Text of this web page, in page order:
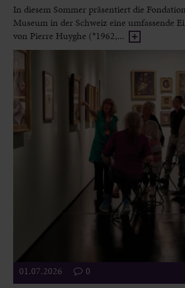
In diesem Sommer präsentiert die
Museum in der Schweiz eine umfassende
von Pierre Huyghe (*1962,...
01.07.2026 0